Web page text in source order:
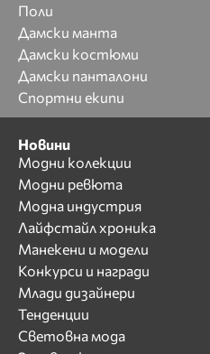
Поли
Дамски манта
Дамски костюми
Дамски панталони
Спортни екипи
Новини
Модни колекции
Модни ревюта
Модна индустрия
Лайфстайл хроника
Манекени и модели
Конкурси и награди
Млади дизайнери
Тенденции
Световна мода